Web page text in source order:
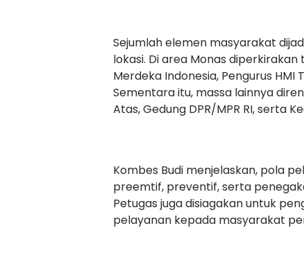
Sejumlah elemen masyarakat
lokasi. Di area Monas
Merdeka Indonesia, Pengurus HMI
Sementara itu, massa lainnya
Atas, Gedung DPR/MPR RI, serta
Kombes Budi menjelaskan, pola
preemtif, preventif, serta
Petugas juga disiagakan untuk
pelayanan kepada masyarakat